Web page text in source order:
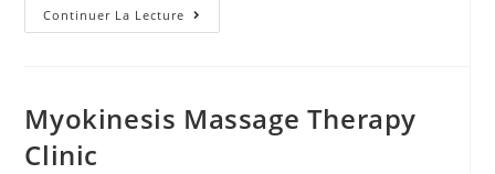
Continuer La Lecture
Myokinesis Massage Therapy
Clinic